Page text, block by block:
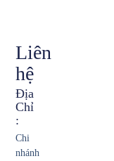
Liên
hệ
Địa
Chỉ
:
Chi
nhánh